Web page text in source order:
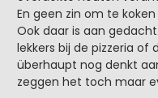
En geen zin om te
Ook daar is aan
lekkers bij de pizzeria of
überhaupt nog denkt
zeggen het toch maar